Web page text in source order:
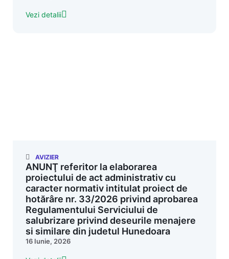
Vezi detalii
AVIZIER
ANUNŢ referitor la elaborarea
proiectului de act administrativ cu
caracter normativ intitulat proiect de
hotărâre nr. 33/2026 privind aprobarea
Regulamentului Serviciului de
salubrizare privind deseurile menajere
si similare din judetul Hunedoara
16 Iunie, 2026